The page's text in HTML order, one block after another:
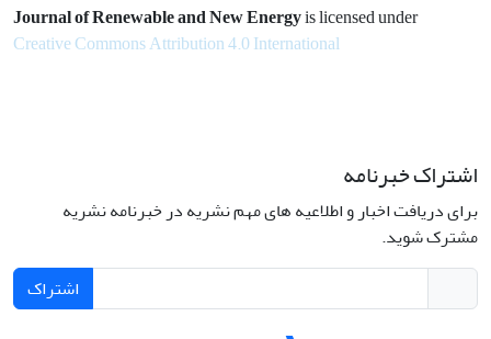
Journal of Renewable and New Energyis licensed under
Creative Commons Attribution 4.0 International
اشتراک خبرنامه
برای دریافت اخبار و اطلاعیه های مهم نشریه در خبرنامه نشریه
مشترک شوید.
اشتراک